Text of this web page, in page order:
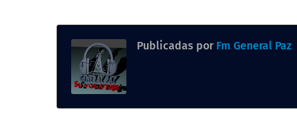
Publicadas por Fm General Paz